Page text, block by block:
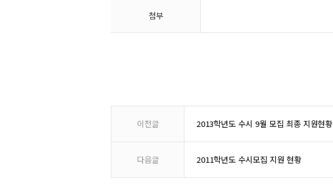
첨부
이전글 2013학년도 수시 9월 모집 최종 지원현황
다음글 2011학년도 수시모집 지원 현황